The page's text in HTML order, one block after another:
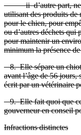
ii d’autre part,
utilisant des produits de
pour le chien, pour
ou d’autres déchets qui
pour maintenir un
minimum la présence
8. Elle sépare un chiot
avant l’âge de 56 jours,
écrit par un vétérinaire
9. Elle fait quoi que ce
gouverneur en conseil
Infractions distinctes